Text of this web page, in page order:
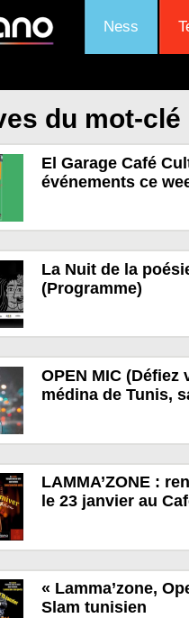
Ness
du mot-
El Garage Café
événements ce
La Nuit de la
(Programme)
OPEN MIC (Défiez
médina de Tunis,
LAMMA’ZONE :
le 23 janvier au
« Lamma’zone,
Slam tunisien